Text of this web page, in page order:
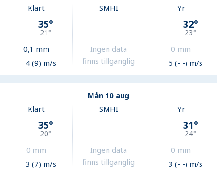
Klart
35°
21°
0,1 mm
4 (9) m/s
SMHI
Ingen data
finns tillgänglig
Yr
32°
23°
0 mm
5 (- -) m/s
Mån 10 aug
Klart
35°
20°
0 mm
3 (7) m/s
SMHI
Ingen data
finns tillgänglig
Yr
31°
24°
0 mm
3 (- -) m/s